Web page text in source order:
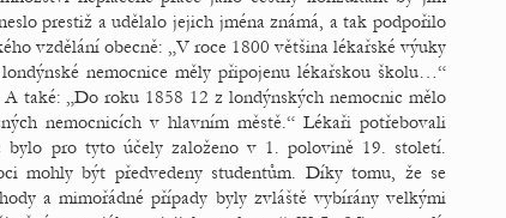
prestiž a udělalo jejich jména známá, a tak podpořilo
vzdělání obecně: „V roce 1800 většina lékařské výuky
nemocnice měly připojenu lékařskou školu…“
také: „Do roku 1858 12 z londýnských nemocnic mělo
nemocnicích v hlavním městě.“ Lékaři potřebovali
bylo pro tyto účely založeno v 1. polovině 19. století.
mohly být předvedeny studentům. Díky tomu, že se
a mimořádné případy byly zvláště vybírány velkými